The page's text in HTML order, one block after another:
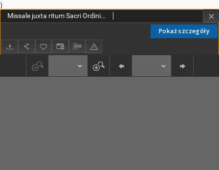
)
Pokaż szczegóły
Missale juxta ritum Sacri Ordinis Praedicatorum